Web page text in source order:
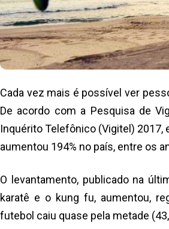
Cada vez mais é possível ver
De acordo com a Pesquisa de
Inquérito Telefônico (Vigitel) 2017,
aumentou 194% no país, entre os
O levantamento, publicado na
karatê e o kung fu, aumentou,
futebol caiu quase pela metade